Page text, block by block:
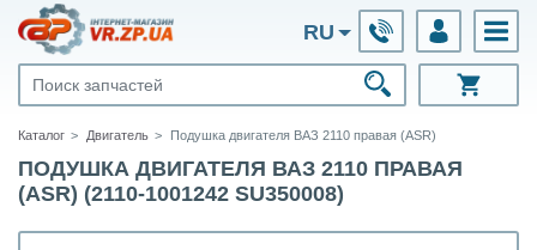
RU
Каталог Двигатель Подушка двигателя ВАЗ 2110 правая (ASR)
ПОДУШКА ДВИГАТЕЛЯ ВАЗ 2110 ПРАВАЯ
(ASR) (2110-1001242 SU350008)